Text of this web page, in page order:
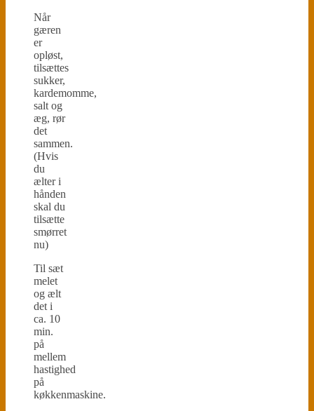
Når
gæren
er
opløst,
tilsættes
sukker,
kardemomme,
salt og
æg, rør
det
sammen.
(Hvis
du
ælter i
hånden
skal du
tilsætte
smørret
nu)
Til sæt
melet
og ælt
det i
ca. 10
min.
på
mellem
hastighed
på
køkkenmaskine.